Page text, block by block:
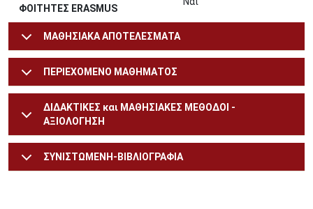
ΦΟΙΤΗΤΕΣ ERASMUS
ΜΑΘΗΣΙΑΚΑ ΑΠΟΤΕΛΕΣΜΑΤΑ
ΠΕΡΙΕΧΟΜΕΝΟ ΜΑΘΗΜΑΤΟΣ
ΔΙΔΑΚΤΙΚΕΣ και ΜΑΘΗΣΙΑΚΕΣ ΜΕΘΟΔΟΙ -
ΑΞΙΟΛΟΓΗΣΗ
ΣΥΝΙΣΤΩΜΕΝΗ-ΒΙΒΛΙΟΓΡΑΦΙΑ